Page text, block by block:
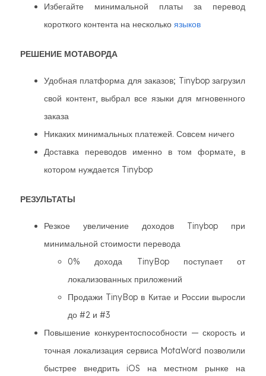
Избегайте минимальной платы за перевод
короткого контента на несколько языков
РЕШЕНИЕ МОТАВОРДА
Удобная платформа для заказов; Tinybop загрузил
свой контент, выбрал все языки для мгновенного
заказа
Никаких минимальных платежей. Совсем ничего
Доставка переводов именно в том формате, в
котором нуждается Tinybop
РЕЗУЛЬТАТЫ
Резкое увеличение доходов Tinybop при
минимальной стоимости перевода
0% дохода TinyBop поступает от
локализованных приложений
Продажи TinyBop в Китае и России выросли
до #2 и #3
Повышение конкурентоспособности — скорость и
точная локализация сервиса MotaWord позволили
быстрее внедрить iOS на местном рынке на